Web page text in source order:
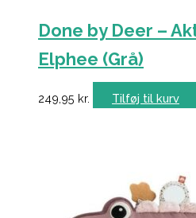
Done by Deer –
Elphee (Grå)
249,95 kr. Tilføj til kurv